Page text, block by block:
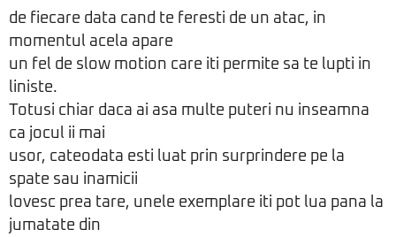
de fiecare data cand te feresti de un atac, in
momentul acela apare
un fel de slow motion care iti permite sa te lupti in
liniste.
Totusi chiar daca ai asa multe puteri nu inseamna
ca jocul ii mai
usor, cateodata esti luat prin surprindere pe la
spate sau inamicii
lovesc prea tare, unele exemplare iti pot lua pana la
jumatate din